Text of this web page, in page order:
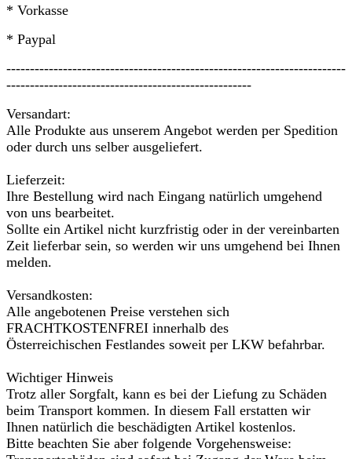
* Vorkasse
* Paypal
------------------------------------------------------------------------
----------------------------------------------------
Versandart:
Alle Produkte aus unserem Angebot werden per Spedition
oder durch uns selber ausgeliefert.
Lieferzeit:
Ihre Bestellung wird nach Eingang natürlich umgehend
von uns bearbeitet.
Sollte ein Artikel nicht kurzfristig oder in der vereinbarten
Zeit lieferbar sein, so werden wir uns umgehend bei Ihnen
melden.
Versandkosten:
Alle angebotenen Preise verstehen sich
FRACHTKOSTENFREI innerhalb des
Österreichischen Festlandes soweit per LKW befahrbar.
Wichtiger Hinweis
Trotz aller Sorgfalt, kann es bei der Liefung zu Schäden
beim Transport kommen. In diesem Fall erstatten wir
Ihnen natürlich die beschädigten Artikel kostenlos.
Bitte beachten Sie aber folgende Vorgehensweise: